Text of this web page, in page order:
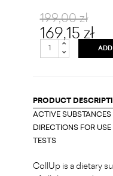
169,15 zł
199,00 zł
PRODUCT
ACTIVE SUBSTANCES
DIRECTIONS FOR USE
TESTS
CollUp is a dietary